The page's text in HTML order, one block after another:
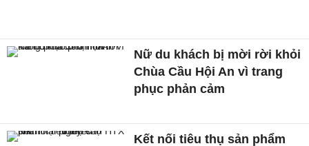
Nữ du khách bị mời rời khỏi
Chùa Cầu Hội An vì trang
phục phản cảm
Kết nối tiêu thụ sản phẩm